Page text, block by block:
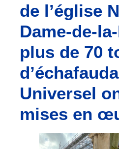
de l’église
Dame-de-
plus de 70
Universel
mises en